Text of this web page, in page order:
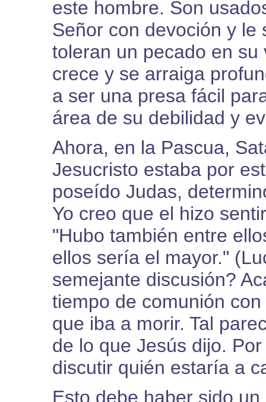
este hombre. Son
Señor con devoción y le
toleran un pecado en
crece y se arraiga
a ser una presa fácil
área de su debilidad y
Ahora, en la Pascua,
Jesucristo estaba por
poseído Judas,
Yo creo que el hizo
"Hubo también entre
ellos sería el mayor."
semejante discusión?
tiempo de comunión
que iba a morir. Tal
de lo que Jesús dijo.
discutir quién estaría a
Esto debe haber sido